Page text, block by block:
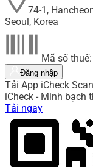
74-1,
Seoul, Korea
Mã số
Đăng nhập
Tải App iCheck Scan
iCheck - Minh bạch
Tải ngay